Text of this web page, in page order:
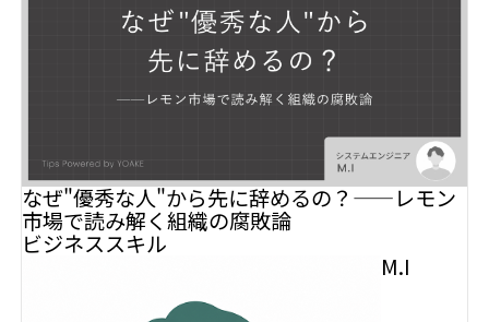
なぜ"優秀な人"から先に辞めるの？——レモン
市場で読み解く組織の腐敗論
ビジネススキル
M.I